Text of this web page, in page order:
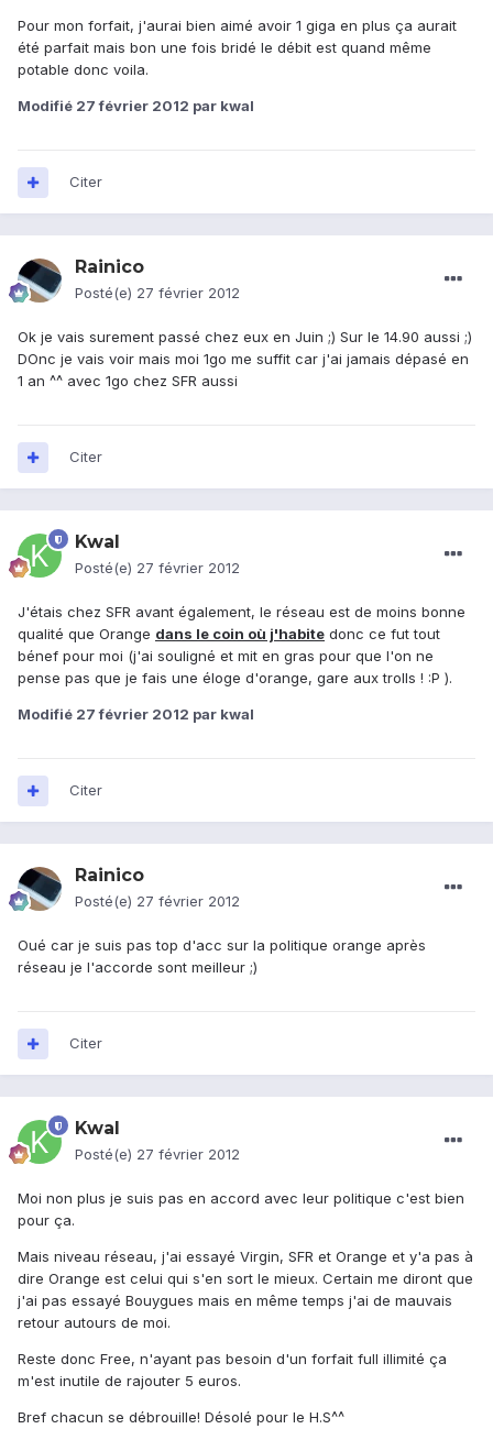
Pour mon forfait, j'aurai bien aimé avoir 1 giga en plus ça aurait
été parfait mais bon une fois bridé le débit est quand même
potable donc voila.
Modifié 27 février 2012 par kwal
Citer
Rainico
Posté(e) 27 février 2012
Ok je vais surement passé chez eux en Juin ;) Sur le 14.90 aussi ;)
DOnc je vais voir mais moi 1go me suffit car j'ai jamais dépasé en
1 an ^^ avec 1go chez SFR aussi
Citer
Kwal
Posté(e) 27 février 2012
J'étais chez SFR avant également, le réseau est de moins bonne
qualité que Orange dans le coin où j'habite donc ce fut tout
bénef pour moi (j'ai souligné et mit en gras pour que l'on ne
pense pas que je fais une éloge d'orange, gare aux trolls ! :P ).
Modifié 27 février 2012 par kwal
Citer
Rainico
Posté(e) 27 février 2012
Oué car je suis pas top d'acc sur la politique orange après
réseau je l'accorde sont meilleur ;)
Citer
Kwal
Posté(e) 27 février 2012
Moi non plus je suis pas en accord avec leur politique c'est bien
pour ça.
Mais niveau réseau, j'ai essayé Virgin, SFR et Orange et y'a pas à
dire Orange est celui qui s'en sort le mieux. Certain me diront que
j'ai pas essayé Bouygues mais en même temps j'ai de mauvais
retour autours de moi.
Reste donc Free, n'ayant pas besoin d'un forfait full illimité ça
m'est inutile de rajouter 5 euros.
Bref chacun se débrouille! Désolé pour le H.S^^